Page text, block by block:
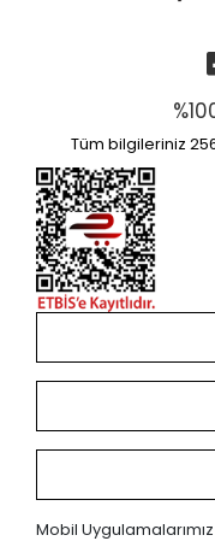
Tüm bilgileriniz
Mobil Uygulamalarımız